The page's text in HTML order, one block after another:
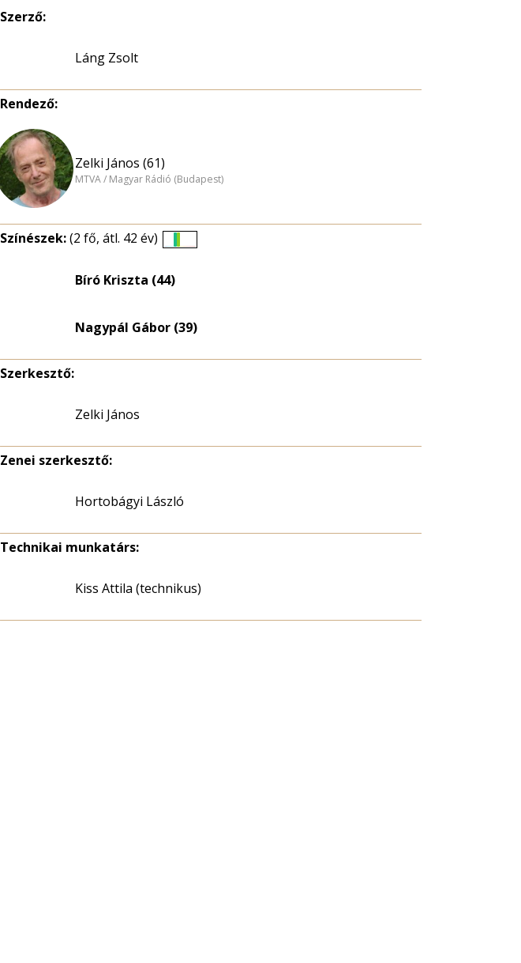
Szerző:
Láng Zsolt
Rendező:
Zelki János (61)
MTVA / Magyar Rádió (Budapest)
Színészek:(2 fő, átl. 42 év)
Bíró Kriszta (44)
Nagypál Gábor (39)
Szerkesztő:
Zelki János
Zenei szerkesztő:
Hortobágyi László
Technikai munkatárs:
Kiss Attila (technikus)